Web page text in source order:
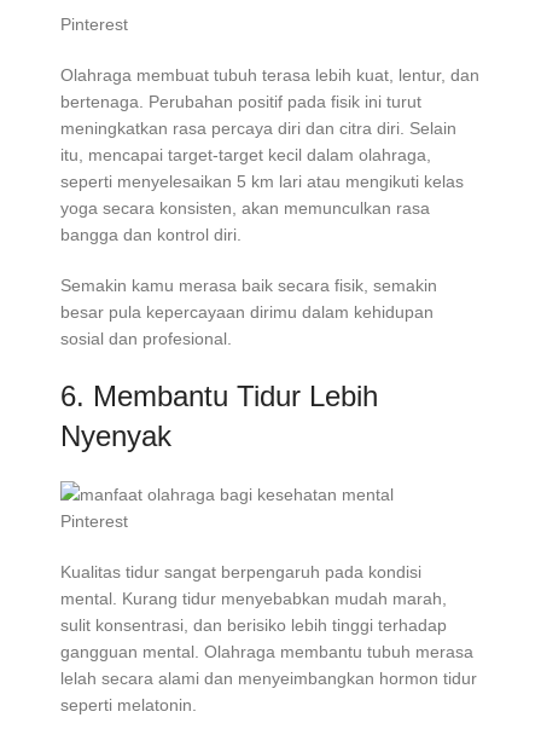
Pinterest
Olahraga membuat tubuh terasa lebih kuat, lentur, dan
bertenaga. Perubahan positif pada fisik ini turut
meningkatkan rasa percaya diri dan citra diri. Selain
itu, mencapai target-target kecil dalam olahraga,
seperti menyelesaikan 5 km lari atau mengikuti kelas
yoga secara konsisten, akan memunculkan rasa
bangga dan kontrol diri.
Semakin kamu merasa baik secara fisik, semakin
besar pula kepercayaan dirimu dalam kehidupan
sosial dan profesional.
6. Membantu Tidur Lebih
Nyenyak
Pinterest
Kualitas tidur sangat berpengaruh pada kondisi
mental. Kurang tidur menyebabkan mudah marah,
sulit konsentrasi, dan berisiko lebih tinggi terhadap
gangguan mental. Olahraga membantu tubuh merasa
lelah secara alami dan menyeimbangkan hormon tidur
seperti melatonin.